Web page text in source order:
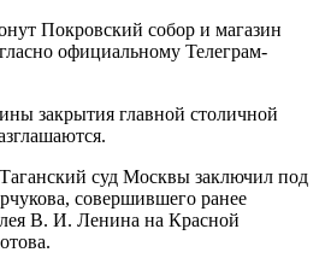
Покровский собор и магазин
официальному Телеграм-
закрытия главной столичной
суд Москвы заключил под
совершившего ранее
В. И. Ленина на Красной